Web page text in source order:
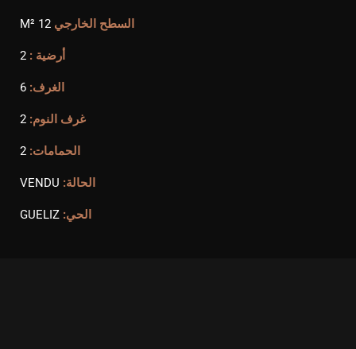
السطح الخارجي 12 M²
أرضية : 2
الغرف: 6
غرف النوم: 2
الحمامات: 2
الحالة: VENDU
الحي: GUELIZ